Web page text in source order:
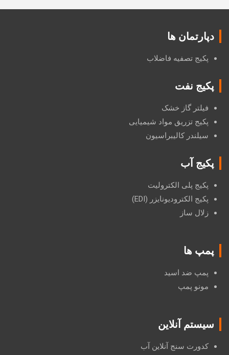
دپارتمان ها
پکیج تصفیه فاضلاب
پکیج نفت
فیلتر گاز خشک
پکیج تزریق مواد شیمیایی
سیلندر کالیبراسیون
پکیج آب
پکیج پلی الکترولیت
پکیج الکترودیونایزر (EDI)
زلال ساز
پمپ ها
پمپ ضد اسید
مونو پمپ
سیستم آنلاین
کدورت سنج آنلاین آب